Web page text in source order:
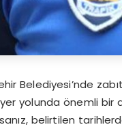
Belediyesi’nde
yolunda önemli bir
belirtilen